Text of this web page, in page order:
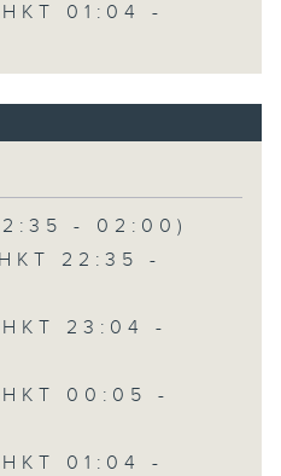
01:04 -
- 02:00)
22:35 -
23:04 -
00:05 -
01:04 -